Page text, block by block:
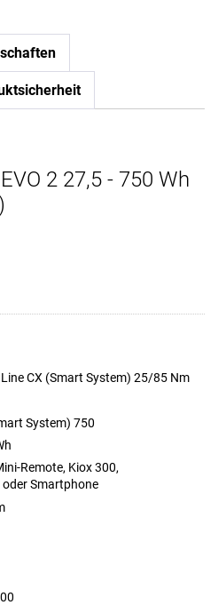
2 27,5 - 750 Wh
CX (Smart System) 25/85 Nm
System) 750
Remote, Kiox 300,
Smartphone